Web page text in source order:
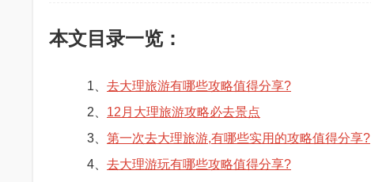
本文目录一览：
1、 去大理旅游有哪些攻略值得分享?
2、 12月大理旅游攻略必去景点
3、 第一次去大理旅游,有哪些实用的攻略值得分享?
4、 去大理游玩有哪些攻略值得分享?